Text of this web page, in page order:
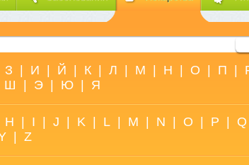
З И Й К Л М Н О П
Ш Э Ю Я
H I J K L M N O P Q
Z